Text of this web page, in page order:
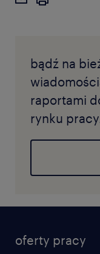
bądź na
raportami
rynku
oferty pracy